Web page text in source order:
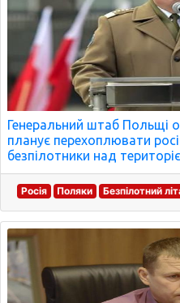
Генеральний штаб Польщі
планує перехоплювати
безпілотники над
Росія Поляки Безпілотний